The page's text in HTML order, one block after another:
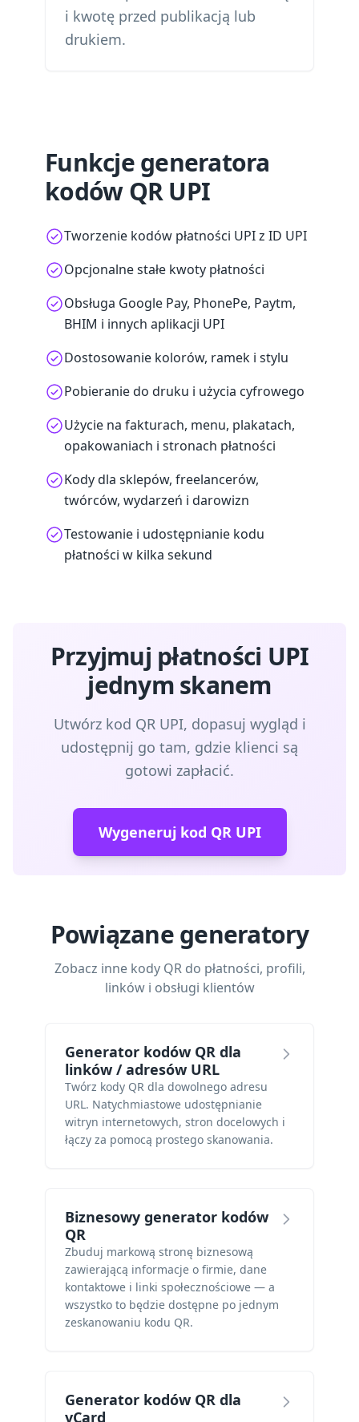
i kwotę przed publikacją lub
drukiem.
Funkcje generatora
kodów QR UPI
Tworzenie kodów płatności UPI z ID UPI
Opcjonalne stałe kwoty płatności
Obsługa Google Pay, PhonePe, Paytm,
BHIM i innych aplikacji UPI
Dostosowanie kolorów, ramek i stylu
Pobieranie do druku i użycia cyfrowego
Użycie na fakturach, menu, plakatach,
opakowaniach i stronach płatności
Kody dla sklepów, freelancerów,
twórców, wydarzeń i darowizn
Testowanie i udostępnianie kodu
płatności w kilka sekund
Przyjmuj płatności UPI
jednym skanem
Utwórz kod QR UPI, dopasuj wygląd i
udostępnij go tam, gdzie klienci są
gotowi zapłacić.
Wygeneruj kod QR UPI
Powiązane generatory
Zobacz inne kody QR do płatności, profili,
linków i obsługi klientów
Generator kodów QR dla
linków / adresów URL
Twórz kody QR dla dowolnego adresu
URL. Natychmiastowe udostępnianie
witryn internetowych, stron docelowych i
łączy za pomocą prostego skanowania.
Biznesowy generator kodów
QR
Zbuduj markową stronę biznesową
zawierającą informacje o firmie, dane
kontaktowe i linki społecznościowe — a
wszystko to będzie dostępne po jednym
zeskanowaniu kodu QR.
Generator kodów QR dla
vCard